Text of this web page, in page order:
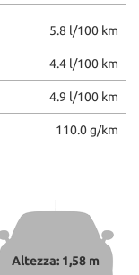
5.8 l/100 km
4.4 l/100 km
4.9 l/100 km
110.0 g/km
Altezza: 1,58 m